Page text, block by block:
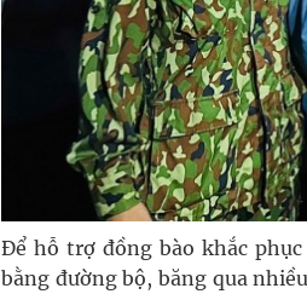
Để hỗ trợ đồng bào khắc
bằng đường bộ, băng qua